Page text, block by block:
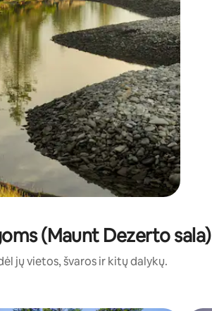
(Maunt Dezerto sala)
jų vietos, švaros ir kitų dalykų.